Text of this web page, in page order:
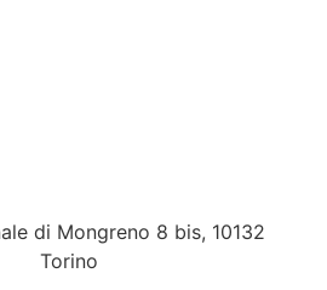
di Mongreno 8 bis, 10132
Torino